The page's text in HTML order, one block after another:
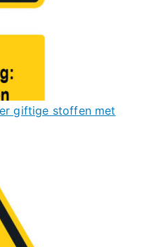
giftige stoffen met